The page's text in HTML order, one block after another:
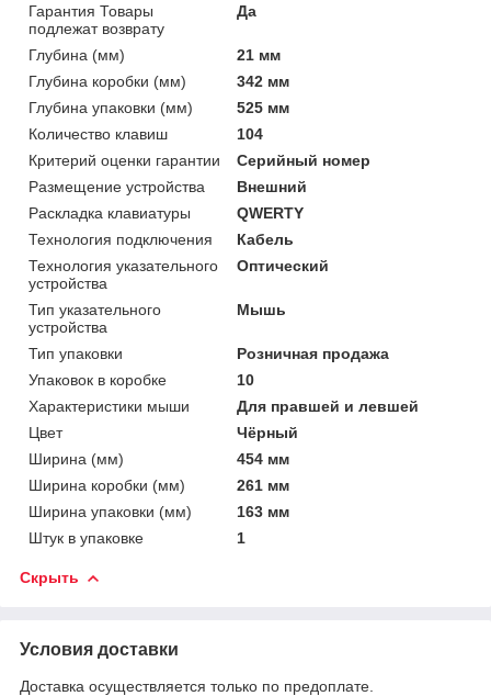
Гарантия Товары
подлежат возврату
Да
Глубина (мм)
21 мм
Глубина коробки (мм)
342 мм
Глубина упаковки (мм)
525 мм
Количество клавиш
104
Критерий оценки гарантии
Серийный номер
Размещение устройства
Внешний
Раскладка клавиатуры
QWERTY
Технология подключения
Кабель
Технология указательного
устройства
Оптический
Тип указательного
устройства
Мышь
Тип упаковки
Розничная продажа
Упаковок в коробке
10
Характеристики мыши
Для правшей и левшей
Цвет
Чёрный
Ширина (мм)
454 мм
Ширина коробки (мм)
261 мм
Ширина упаковки (мм)
163 мм
Штук в упаковке
1
Скрыть
Условия доставки
Доставка осуществляется только по предоплате.